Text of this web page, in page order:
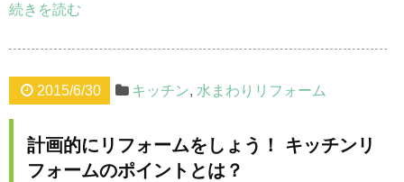
続きを読む
2015/6/30 キッチン, 水まわりリフォーム
計画的にリフォームをしょう！ キッチンリ
フォームのポイントとは？